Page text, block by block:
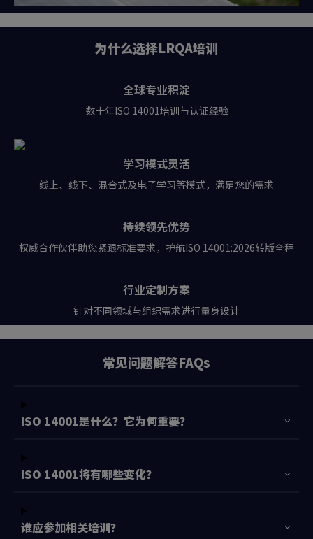
为什么选择LRQA培训
全球专业积淀
数十年ISO 14001培训与认证经验
学习模式灵活
线上、线下、混合式及电子学习等模式，满足您的需求
持续领先优势
权威合作伙伴助您紧跟标准要求，护航ISO 14001:2026转版全程
行业定制方案
针对不同领域与组织需求进行量身设计
常见问题解答FAQs
ISO 14001是什么？它为何重要？
ISO 14001将有哪些变化？
谁应参加相关培训？